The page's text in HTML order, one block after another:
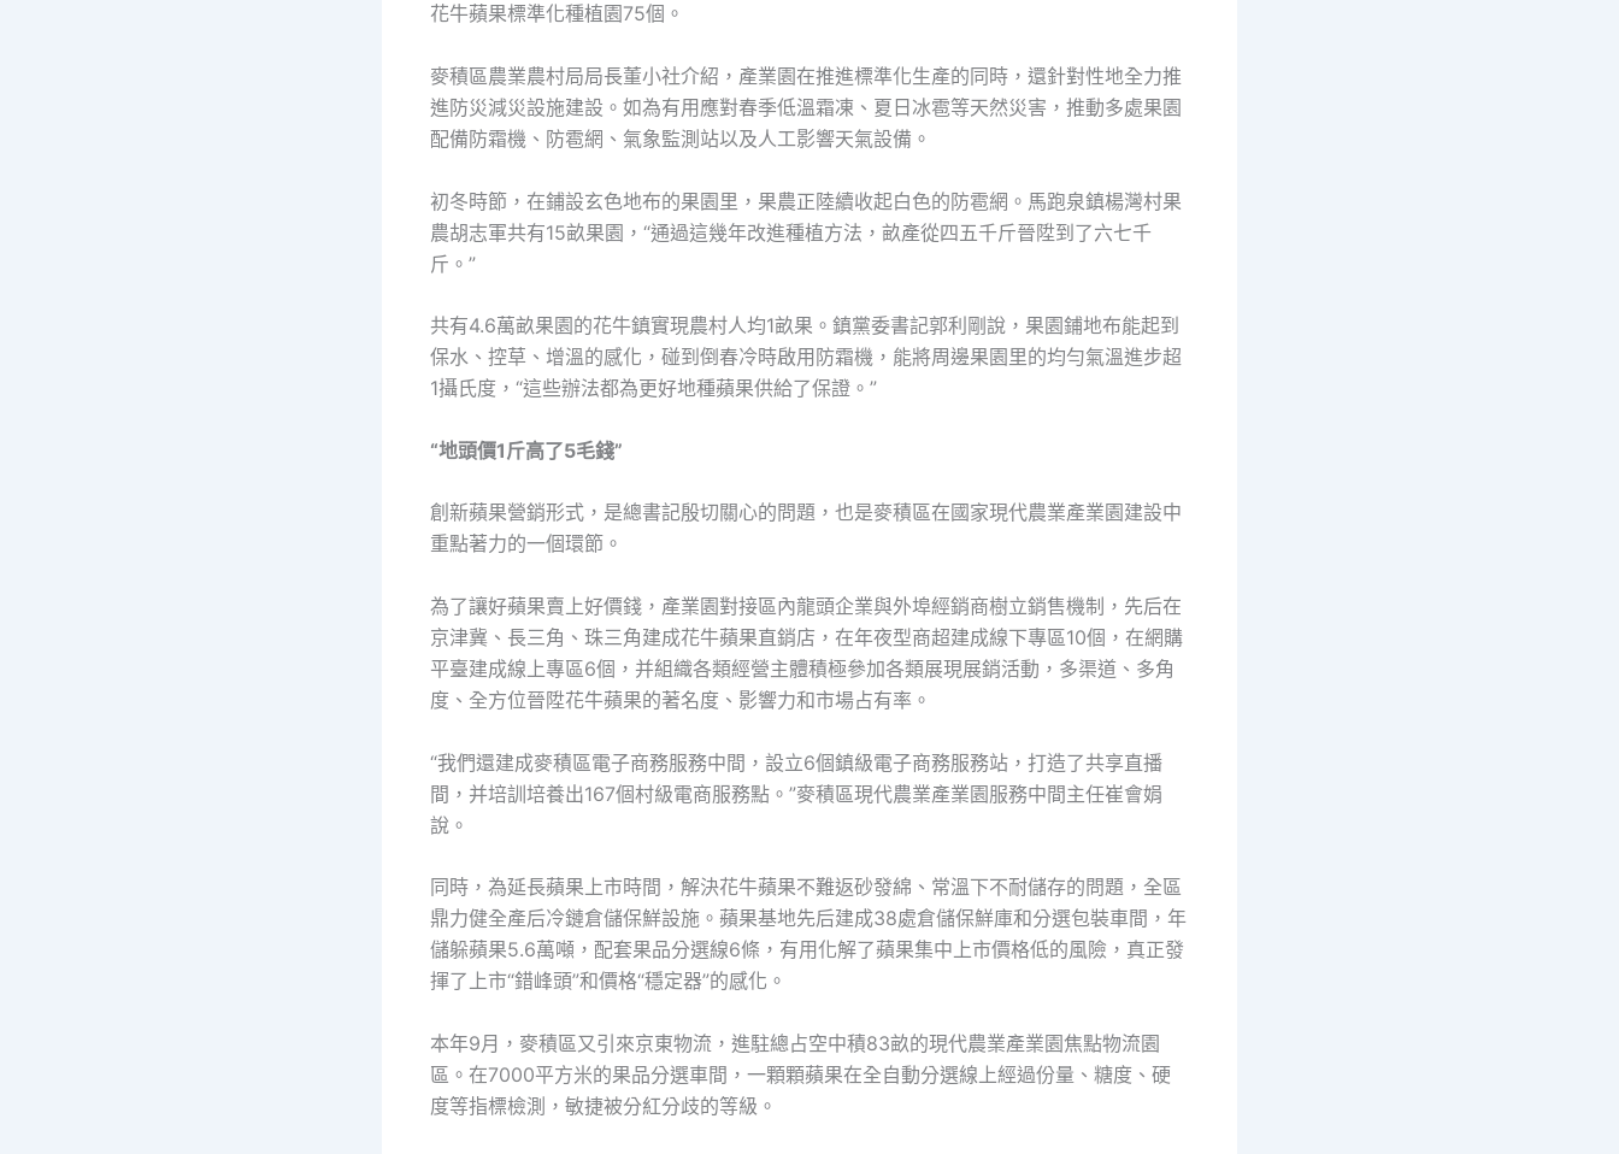
花牛蘋果標準化種植園75個。
麥積區農業農村局局長董小社介紹，產業園在推進標準化生產的同時，還針對性地全力推
進防災減災設施建設。如為有用應對春季低溫霜凍、夏日冰雹等天然災害，推動多處果園
配備防霜機、防雹網、氣象監測站以及人工影響天氣設備。
初冬時節，在鋪設玄色地布的果園里，果農正陸續收起白色的防雹網。馬跑泉鎮楊灣村果
農胡志軍共有15畝果園，“通過這幾年改進種植方法，畝產從四五千斤晉陞到了六七千
斤。”
共有4.6萬畝果園的花牛鎮實現農村人均1畝果。鎮黨委書記郭利剛說，果園鋪地布能起到
保水、控草、增溫的感化，碰到倒春冷時啟用防霜機，能將周邊果園里的均勻氣溫進步超
1攝氏度，“這些辦法都為更好地種蘋果供給了保證。”
“地頭價1斤高了5毛錢”
創新蘋果營銷形式，是總書記殷切關心的問題，也是麥積區在國家現代農業產業園建設中
重點著力的一個環節。
為了讓好蘋果賣上好價錢，產業園對接區內龍頭企業與外埠經銷商樹立銷售機制，先后在
京津冀、長三角、珠三角建成花牛蘋果直銷店，在年夜型商超建成線下專區10個，在網購
平臺建成線上專區6個，并組織各類經營主體積極參加各類展現展銷活動，多渠道、多角
度、全方位晉陞花牛蘋果的著名度、影響力和市場占有率。
“我們還建成麥積區電子商務服務中間，設立6個鎮級電子商務服務站，打造了共享直播
間，并培訓培養出167個村級電商服務點。”麥積區現代農業產業園服務中間主任崔會娟
說。
同時，為延長蘋果上市時間，解決花牛蘋果不難返砂發綿、常溫下不耐儲存的問題，全區
鼎力健全產后冷鏈倉儲保鮮設施。蘋果基地先后建成38處倉儲保鮮庫和分選包裝車間，年
儲躲蘋果5.6萬噸，配套果品分選線6條，有用化解了蘋果集中上市價格低的風險，真正發
揮了上市“錯峰頭”和價格“穩定器”的感化。
本年9月，麥積區又引來京東物流，進駐總占空中積83畝的現代農業產業園焦點物流園
區。在7000平方米的果品分選車間，一顆顆蘋果在全自動分選線上經過份量、糖度、硬
度等指標檢測，敏捷被分紅分歧的等級。